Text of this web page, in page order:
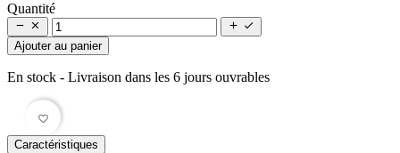
Quantité
   
Ajouter au panier
En stock - Livraison dans les 6 jours ouvrables
favorite_border
Caractéristiques